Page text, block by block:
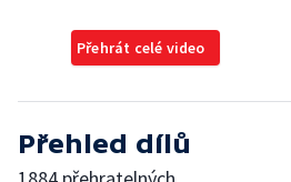
Přehrát celé video
Přehled dílů